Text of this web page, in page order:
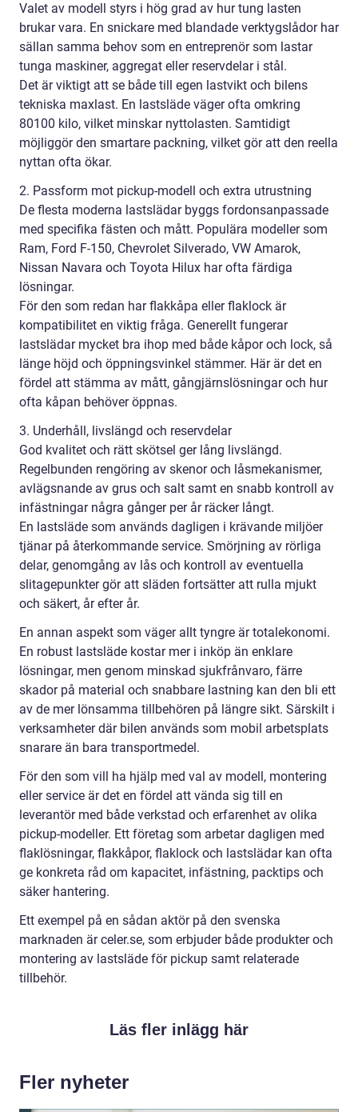
Valet av modell styrs i hög grad av hur tung lasten
brukar vara. En snickare med blandade verktygslådor har
sällan samma behov som en entreprenör som lastar
tunga maskiner, aggregat eller reservdelar i stål.
Det är viktigt att se både till egen lastvikt och bilens
tekniska maxlast. En lastsläde väger ofta omkring
80100 kilo, vilket minskar nyttolasten. Samtidigt
möjliggör den smartare packning, vilket gör att den reella
nyttan ofta ökar.
2. Passform mot pickup-modell och extra utrustning
De flesta moderna lastslädar byggs fordonsanpassade
med specifika fästen och mått. Populära modeller som
Ram, Ford F-150, Chevrolet Silverado, VW Amarok,
Nissan Navara och Toyota Hilux har ofta färdiga
lösningar.
För den som redan har flakkåpa eller flaklock är
kompatibilitet en viktig fråga. Generellt fungerar
lastslädar mycket bra ihop med både kåpor och lock, så
länge höjd och öppningsvinkel stämmer. Här är det en
fördel att stämma av mått, gångjärnslösningar och hur
ofta kåpan behöver öppnas.
3. Underhåll, livslängd och reservdelar
God kvalitet och rätt skötsel ger lång livslängd.
Regelbunden rengöring av skenor och låsmekanismer,
avlägsnande av grus och salt samt en snabb kontroll av
infästningar några gånger per år räcker långt.
En lastsläde som används dagligen i krävande miljöer
tjänar på återkommande service. Smörjning av rörliga
delar, genomgång av lås och kontroll av eventuella
slitagepunkter gör att släden fortsätter att rulla mjukt
och säkert, år efter år.
En annan aspekt som väger allt tyngre är totalekonomi.
En robust lastsläde kostar mer i inköp än enklare
lösningar, men genom minskad sjukfrånvaro, färre
skador på material och snabbare lastning kan den bli ett
av de mer lönsamma tillbehören på längre sikt. Särskilt i
verksamheter där bilen används som mobil arbetsplats
snarare än bara transportmedel.
För den som vill ha hjälp med val av modell, montering
eller service är det en fördel att vända sig till en
leverantör med både verkstad och erfarenhet av olika
pickup-modeller. Ett företag som arbetar dagligen med
flaklösningar, flakkåpor, flaklock och lastslädar kan ofta
ge konkreta råd om kapacitet, infästning, packtips och
säker hantering.
Ett exempel på en sådan aktör på den svenska
marknaden är celer.se, som erbjuder både produkter och
montering av lastsläde för pickup samt relaterade
tillbehör.
Läs fler inlägg här
Fler nyheter